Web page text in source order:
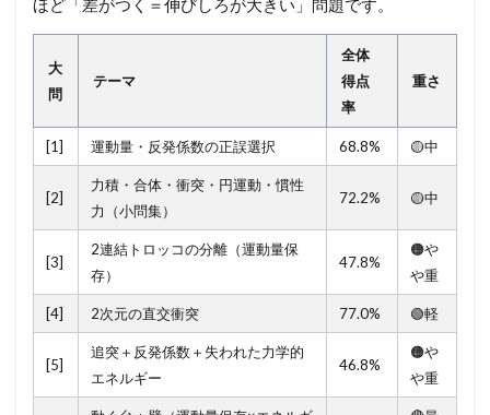
用
§
1
解
答
（
L
a
r
1
─
端
的
解
ほど「差がつく＝伸びしろが大きい」問題です。
大
問
テーマ
全体
得点
率
重さ
[1] 運動量・反発係数の正誤選択 68.8% 🟡中
[2]
力積・合体・衝突・円運動・慣性
力（小問集）
72.2% 🟡中
[3]
2連結トロッコの分離（運動量保
存）
47.8%
🟠や
や重
[4] 2次元の直交衝突 77.0% 🟢軽
[5]
追突＋反発係数＋失われた力学的
エネルギー
46.8%
🟠や
や重